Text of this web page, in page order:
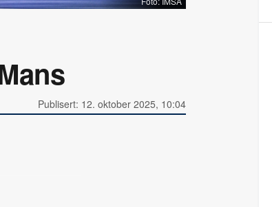
Publisert: 12. oktober 2025, 10:04